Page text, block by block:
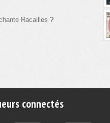
Racailles ?
connectés